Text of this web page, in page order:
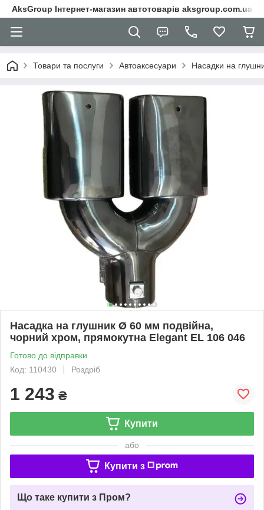
AksGroup Інтернет-магазин автотоварів aksgroup.com.ua
Товари та послуги Автоаксесуари Насадки на
Насадка на глушник Ø 60 мм подвійна,
чорний хром, прямокутна Elegant EL 106 046
Готово до відправки
Код: 110430
Роздріб
1 243 ₴
Купити
або
Купити з
Що таке купити з Пром?